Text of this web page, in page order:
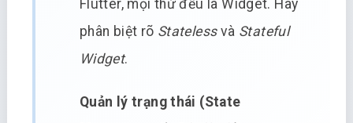
Flutter, mọi thứ đều là Widget. Hãy
phân biệt rõ Statelessvà Stateful
Widget.
Quản lý trạng thái (State